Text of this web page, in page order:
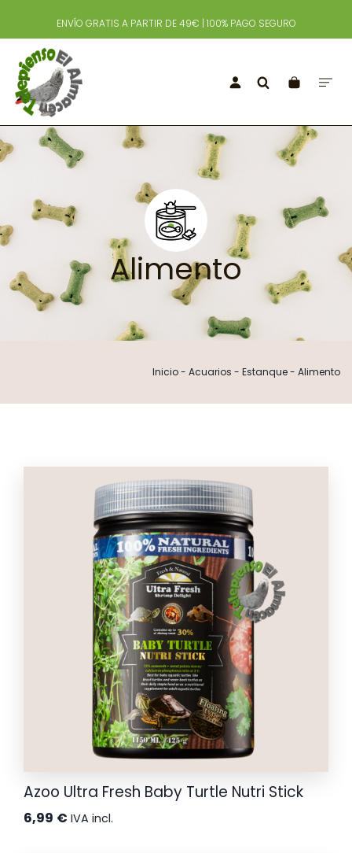
ENVÍO GRATIS A PARTIR DE 49€ | 100% PAGO SEGURO
Alimento
Inicio- Acuarios - Estanque- Alimento
Azoo Ultra Fresh Baby Turtle Nutri Stick
6,99 € IVA incl.